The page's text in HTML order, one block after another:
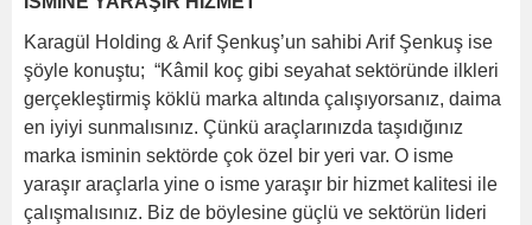
Karagül Holding & Arif Şenkuş’un sahibi Arif Şenkuş ise
şöyle konuştu; “Kâmil koç gibi seyahat sektöründe ilkleri
gerçekleştirmiş köklü marka altında çalışıyorsanız, daima
en iyiyi sunmalısınız. Çünkü araçlarınızda taşıdığınız
marka isminin sektörde çok özel bir yeri var. O isme
yaraşır araçlarla yine o isme yaraşır bir hizmet kalitesi ile
çalışmalısınız. Biz de böylesine güçlü ve sektörün lideri